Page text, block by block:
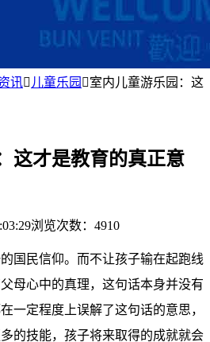
讯 儿童乐园 室内儿童游乐园：这
这才是教育的真正意
浏览次数：4910
国民信仰。而不让孩子输在起跑线
母心中的真理，这句话本身并没有
一定程度上误解了这句话的意思，
的技能，孩子将来取得的成就就会